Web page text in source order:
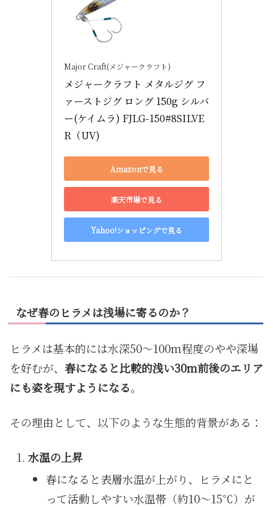
Major Craft(メジャークラフト)
メジャークラフト メタルジグ フ
ァーストジグ ロング 150g シルバ
ー(ケイムラ) FJLG-150#8SILVE
R（UV)
Amazonで見る
楽天市場で見る
Yahoo!ショッピングで見る
なぜ春のヒラメは浅場に寄るのか？
ヒラメは基本的には水深50〜100m程度のやや深場
を好むが、 春になると比較的浅い30m前後のエリア
にも姿を現すようになる。
その理由として、以下のような生態的背景がある：
水温の上昇
春になると表層水温が上がり、ヒラメにと
って活動しやすい水温帯（約10〜15℃）が